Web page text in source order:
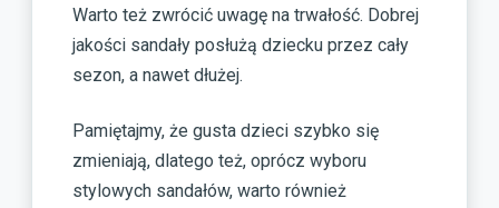
Warto też zwrócić uwagę na trwałość. Dobrej
jakości sandały posłużą dziecku przez cały
sezon, a nawet dłużej.
Pamiętajmy, że gusta dzieci szybko się
zmieniają, dlatego też, oprócz wyboru
stylowych sandałów, warto również